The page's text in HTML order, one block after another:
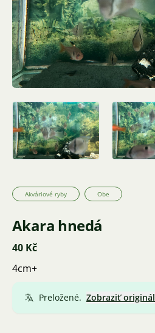
Akváriové ryby Obe
Akara hnedá
40 Kč
4cm+
Preložené. Zobraziť originál